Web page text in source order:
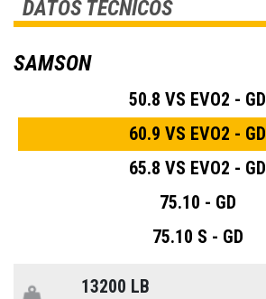
DATOS TÉCNICOS
SAMSON
50.8 VS EVO2 - GD
60.9 VS EVO2 - GD
65.8 VS EVO2 - GD
75.10 - GD
75.10 S - GD
13200 LB